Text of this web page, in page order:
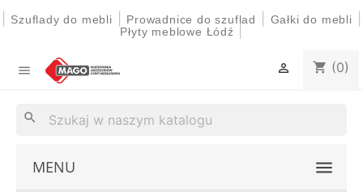
Szuflady do mebli Prowadnice do szuflad Gałki do mebli
Płyty meblowe Łódź
 shopping_cart (0)

search
MENU